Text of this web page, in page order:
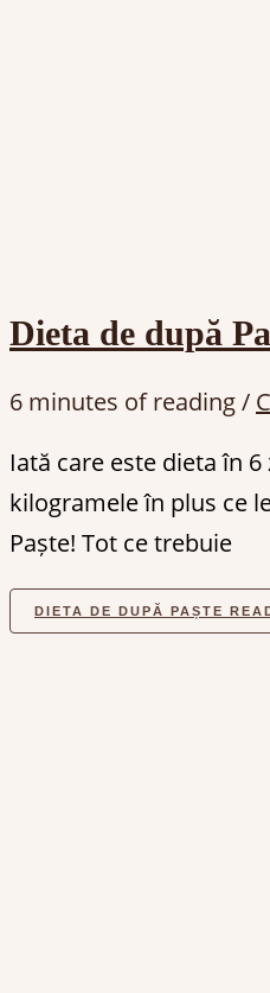
Dieta de după
6 minutes of reading/
Iată care este dieta în
kilogramele în plus ce
Paște! Tot ce trebuie
DIETA DE DUPĂ PAȘTE